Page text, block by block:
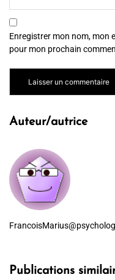
Enregistrer mon nom, mon
pour mon prochain
Auteur/autrice
Publications